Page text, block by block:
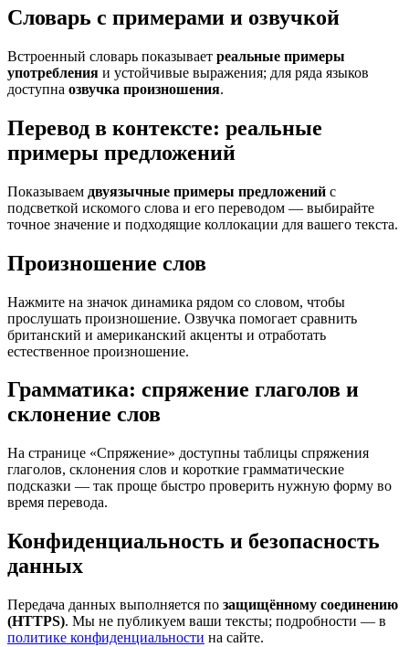
Словарь с примерами и озвучкой
Встроенный словарь показывает реальные примеры
употребления и устойчивые выражения; для ряда языков
доступна озвучка произношения.
Перевод в контексте: реальные
примеры предложений
Показываем двуязычные примеры предложений с
подсветкой искомого слова и его переводом — выбирайте
точное значение и подходящие коллокации для вашего текста.
Произношение слов
Нажмите на значок динамика рядом со словом, чтобы
прослушать произношение. Озвучка помогает сравнить
британский и американский акценты и отработать
естественное произношение.
Грамматика: спряжение глаголов и
склонение слов
На странице «Спряжение» доступны таблицы спряжения
глаголов, склонения слов и короткие грамматические
подсказки — так проще быстро проверить нужную форму во
время перевода.
Конфиденциальность и безопасность
данных
Передача данных выполняется по защищённому соединению
(HTTPS). Мы не публикуем ваши тексты; подробности — в
политике конфиденциальности на сайте.